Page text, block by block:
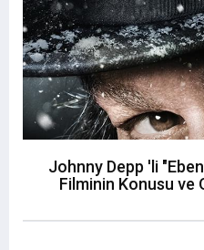
Johnny Depp 'li
Filminin Konusu ve